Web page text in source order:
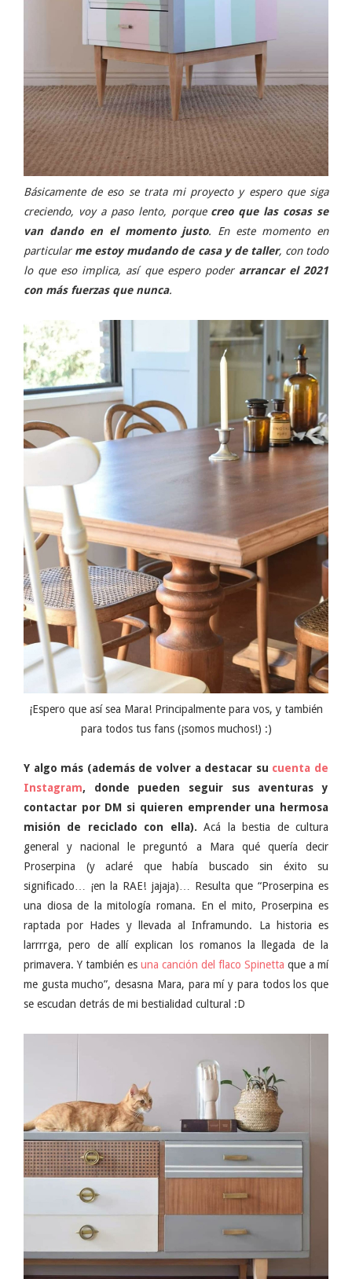
Básicamente de eso se trata mi proyecto y espero que siga
creciendo, voy a paso lento, porque creo que las cosas se
van dando en el momento justo. En este momento en
particular me estoy mudando de casa y de taller, con todo
lo que eso implica, así que espero poder arrancar el 2021
con más fuerzas que nunca.
¡Espero que así sea Mara! Principalmente para vos, y también
para todos tus fans (¡somos muchos!) :)
Y algo más (además de volver a destacar su cuenta de
Instagram, donde pueden seguir sus aventuras y
contactar por DM si quieren emprender una hermosa
misión de reciclado con ella). Acá la bestia de cultura
general y nacional le preguntó a Mara qué quería decir
Proserpina (y aclaré que había buscado sin éxito su
significado… ¡en la RAE! jajaja)… Resulta que “Proserpina es
una diosa de la mitología romana. En el mito, Proserpina es
raptada por Hades y llevada al Inframundo. La historia es
larrrrga, pero de allí explican los romanos la llegada de la
primavera. Y también es una canción del flaco Spinetta que a mí
me gusta mucho”, desasna Mara, para mí y para todos los que
se escudan detrás de mi bestialidad cultural :D